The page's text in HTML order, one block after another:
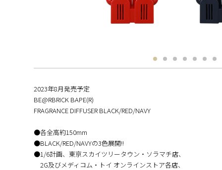
2023年8月発売予定
BE@RBRICK BAPE(R)
FRAGRANCE DIFFUSER BLACK/RED/NAVY
●各全高約150mm
●BLACK/RED/NAVYの3色展開!!
●1/6計画、東京スカイツリータウン・ソラマチ店、
2G及びメディコム・トイ オンラインストア各店、